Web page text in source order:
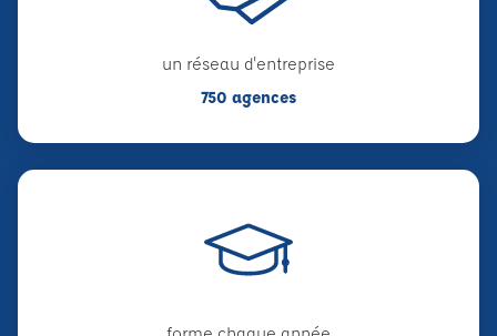
un réseau d'entreprise
750 agences